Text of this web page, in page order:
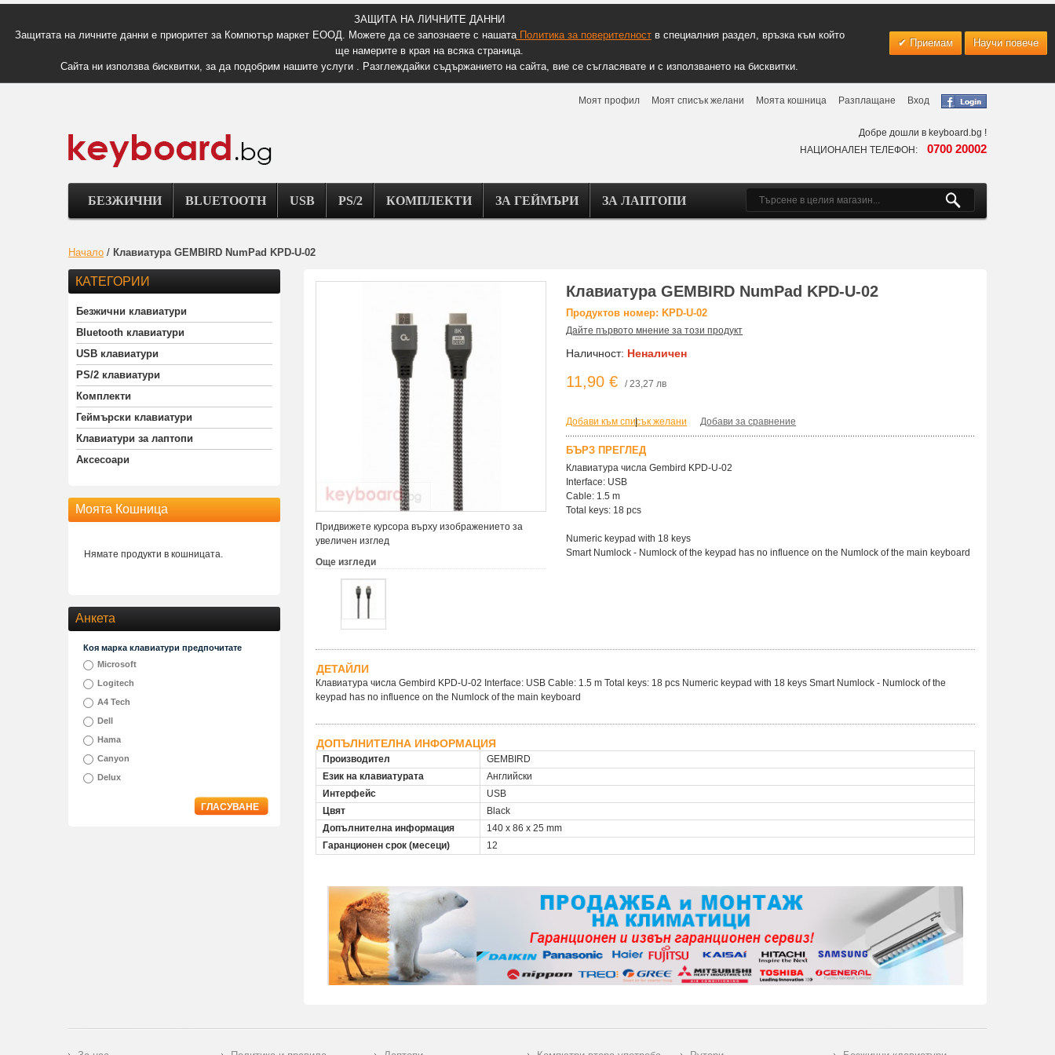
ЗАЩИТА НА ЛИЧНИТЕ ДАННИ
Защитата на личните данни е приоритет за Компютър маркет ЕООД. Можете да се запознаете с нашатаПолитика за поверителноств специалния раздел, връзка към който
ще намерите в края на всяка страница.
Сайта ни използва бисквитки, за да подобрим нашите услуги . Разглеждайки съдържанието на сайта, вие се съгласявате и с използването на бисквитки.
Приемам Научи повече
Моят профил Моят списък желани Моята кошница Разплащане Вход
Добре дошли в keyboard.bg !
НАЦИОНАЛЕН ТЕЛЕФОН: 0700 20002
БЕЗЖИЧНИ BLUETOOTH USB PS/2 КОМПЛЕКТИ ЗА ГЕЙМЪРИ ЗА ЛАПТОПИ
Начало / Клавиатура GEMBIRD NumPad KPD-U-02
Придвижете курсора върху изображението за
увеличен изглед
Още изгледи
Клавиатура GEMBIRD NumPad KPD-U-02
Продуктов номер: KPD-U-02
Дайте първото мнение за този продукт
Наличност: Неналичен
11,90 € / 23,27 лв
Добави към списък желани
| Добави за сравнение
БЪРЗ ПРЕГЛЕД
Клавиатура числа Gembird KPD-U-02
Interface: USB
Cable: 1.5 m
Total keys: 18 pcs
Numeric keypad with 18 keys
Smart Numlock - Numlock of the keypad has no influence on the Numlock of the main keyboard
ДЕТАЙЛИ
Клавиатура числа Gembird KPD-U-02 Interface: USB Cable: 1.5 m Total keys: 18 pcs Numeric keypad with 18 keys Smart Numlock - Numlock of the
keypad has no influence on the Numlock of the main keyboard
ДОПЪЛНИТЕЛНА ИНФОРМАЦИЯ
Производител
GEMBIRD
Език на клавиатурата
Английски
Интерфейс
USB
Цвят
Black
Допълнителна информация
140 x 86 x 25 mm
Гаранционен срок (месеци)
12
КАТЕГОРИИ
Безжични клавиатури
Bluetooth клавиатури
USB клавиатури
PS/2 клавиатури
Комплекти
Геймърски клавиатури
Клавиатури за лаптопи
Аксесоари
Моята Кошница
Нямате продукти в кошницата.
Анкета
Коя марка клавиатури предпочитате
Microsoft
Logitech
A4 Tech
Dell
Hama
Canyon
Delux
ГЛАСУВАНЕ